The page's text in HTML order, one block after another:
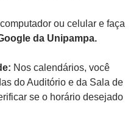
ou celular e faça
da Unipampa.
Nos calendários, você
do Auditório e da Sala de
se o horário desejado